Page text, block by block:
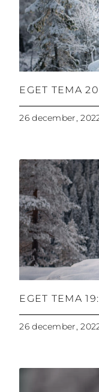
EGET TEMA
26 december,
EGET TEMA
26 december,